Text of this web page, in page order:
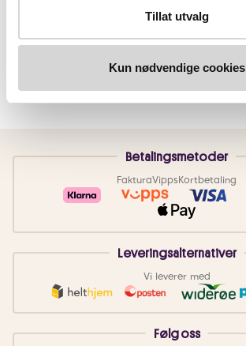
Tillat utvalg
Kun nødvendige cookies
Betalingsmetoder
FakturaVippsKortbetaling
Leveringsalternativer
Vi leverer med
Følg oss